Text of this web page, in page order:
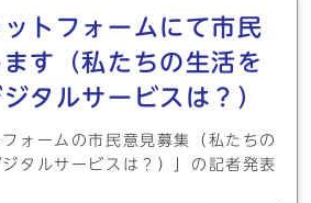
トフォームにて市民
す（私たちの生活を
タルサービスは？）
フォームの市民意見募集（私たちの
タルサービスは？）」の記者発表